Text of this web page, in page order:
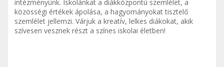
intézményünk. Iskolánkat a diákközpontú szemlélet, a
közösségi értékek ápolása, a hagyományokat tisztelő
szemlélet jellemzi. Várjuk a kreatív, lelkes diákokat, akik
szívesen vesznek részt a színes iskolai életben!